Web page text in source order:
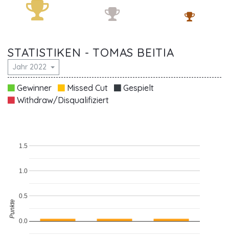
STATISTIKEN - TOMAS BEITIA
Jahr 2022
Gewinner Missed Cut
Gespielt
Withdraw/Disqualifiziert
0.0
0.5
1.0
1.5
Punkte